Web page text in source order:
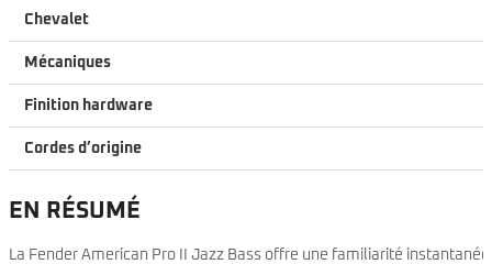
Chevalet
Mécaniques
Finition hardware
Cordes d’origine
EN RÉSUMÉ
La Fender American Pro II Jazz Bass offre une familiarité